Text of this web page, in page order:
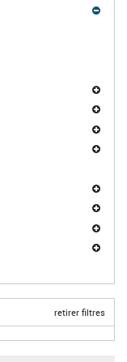
retirer filtres